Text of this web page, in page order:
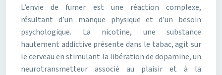
L’envie de fumer est une réaction complexe,
résultant d’un manque physique et d’un besoin
psychologique. La nicotine, une substance
hautement addictive présente dans le tabac, agit sur
le cerveau en stimulant la libération de dopamine, un
neurotransmetteur associé au plaisir et à la